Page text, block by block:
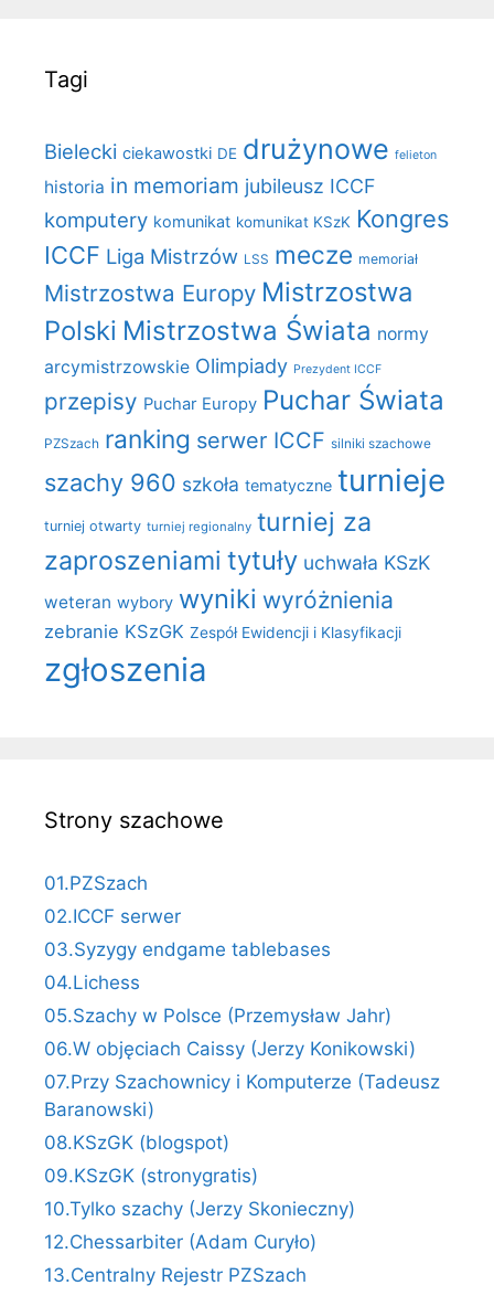
Tagi
Bielecki ciekawostki DE drużynowe felieton
historia in memoriam jubileusz ICCF
komputery komunikat komunikat KSzK Kongres
ICCF Liga Mistrzów LSS mecze memoriał
Mistrzostwa Europy Mistrzostwa
Polski Mistrzostwa Świata normy
arcymistrzowskie Olimpiady Prezydent ICCF
przepisy Puchar Europy Puchar Świata
PZSzach ranking serwer ICCF silniki szachowe
szachy 960 szkoła tematyczne turnieje
turniej otwarty turniej regionalny turniej za
zaproszeniami tytuły uchwała KSzK
weteran wybory wyniki wyróżnienia
zebranie KSzGK Zespół Ewidencji i Klasyfikacji
zgłoszenia
Strony szachowe
01.PZSzach
02.ICCF serwer
03.Syzygy endgame tablebases
04.Lichess
05.Szachy w Polsce (Przemysław Jahr)
06.W objęciach Caissy (Jerzy Konikowski)
07.Przy Szachownicy i Komputerze (Tadeusz
Baranowski)
08.KSzGK (blogspot)
09.KSzGK (stronygratis)
10.Tylko szachy (Jerzy Skonieczny)
12.Chessarbiter (Adam Curyło)
13.Centralny Rejestr PZSzach